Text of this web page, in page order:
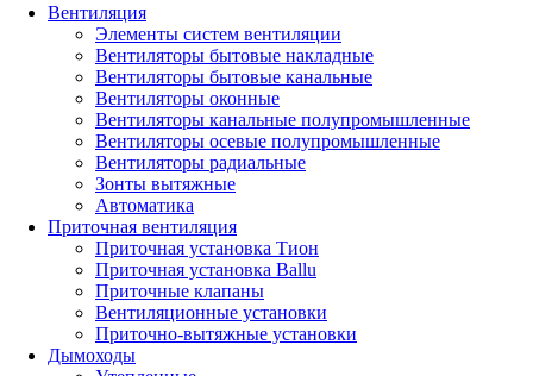
Вентиляция
Элементы систем вентиляции
Вентиляторы бытовые накладные
Вентиляторы бытовые канальные
Вентиляторы оконные
Вентиляторы канальные полупромышленные
Вентиляторы осевые полупромышленные
Вентиляторы радиальные
Зонты вытяжные
Автоматика
Приточная вентиляция
Приточная установка Тион
Приточная установка Ballu
Приточные клапаны
Вентиляционные установки
Приточно-вытяжные установки
Дымоходы